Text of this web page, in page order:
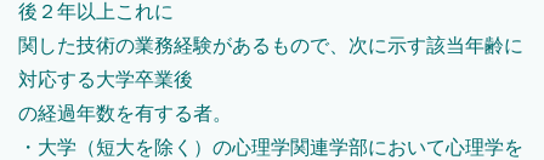
後２年以上これに
関した技術の業務経験があるもので、次に示す該当年齢に
対応する大学卒業後
の経過年数を有する者。
・大学（短大を除く）の心理学関連学部において心理学を